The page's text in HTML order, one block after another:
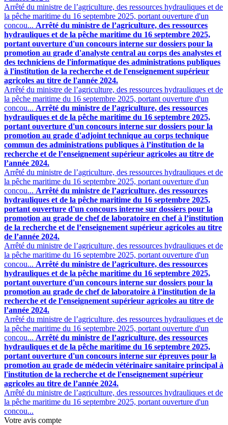
Arrêté du ministre de l’agriculture, des ressources hydrauliques et de
la pêche maritime du 16 septembre 2025, portant ouverture d'un
concou... Arrêté du ministre de l’agriculture, des ressources
hydrauliques et de la pêche maritime du 16 septembre 2025,
portant ouverture d'un concours interne sur dossiers pour la
promotion au grade d'analyste central au corps des analystes et
des techniciens de l'informatique des administrations publiques
à l'institution de la recherche et de l'enseignement supérieur
agricoles au titre de l'année 2024.
Arrêté du ministre de l’agriculture, des ressources hydrauliques et de
la pêche maritime du 16 septembre 2025, portant ouverture d'un
concou... Arrêté du ministre de l’agriculture, des ressources
hydrauliques et de la pêche maritime du 16 septembre 2025,
portant ouverture d'un concours interne sur dossiers pour la
promotion au grade d'adjoint technique au corps technique
commun des administrations publiques à l’institution de la
recherche et de l’enseignement supérieur agricoles au titre de
l’année 2024.
Arrêté du ministre de l’agriculture, des ressources hydrauliques et de
la pêche maritime du 16 septembre 2025, portant ouverture d'un
concou... Arrêté du ministre de l’agriculture, des ressources
hydrauliques et de la pêche maritime du 16 septembre 2025,
portant ouverture d'un concours interne sur dossiers pour la
promotion au grade de chef de laboratoire en chef à l’institution
de la recherche et de l’enseignement supérieur agricoles au titre
de l’année 2024.
Arrêté du ministre de l’agriculture, des ressources hydrauliques et de
la pêche maritime du 16 septembre 2025, portant ouverture d'un
concou... Arrêté du ministre de l’agriculture, des ressources
hydrauliques et de la pêche maritime du 16 septembre 2025,
portant ouverture d'un concours interne sur dossiers pour la
promotion au grade de chef de laboratoire à l’institution de la
recherche et de l’enseignement supérieur agricoles au titre de
l’année 2024.
Arrêté du ministre de l’agriculture, des ressources hydrauliques et de
la pêche maritime du 16 septembre 2025, portant ouverture d'un
concou... Arrêté du ministre de l’agriculture, des ressources
hydrauliques et de la pêche maritime du 16 septembre 2025,
portant ouverture d'un concours interne sur épreuves pour la
promotion au grade de médecin vétérinaire sanitaire principal à
l'institution de la recherche et de l'enseignement supérieur
agricoles au titre de l’année 2024.
Arrêté du ministre de l’agriculture, des ressources hydrauliques et de
la pêche maritime du 16 septembre 2025, portant ouverture d'un
concou...
Votre avis compte